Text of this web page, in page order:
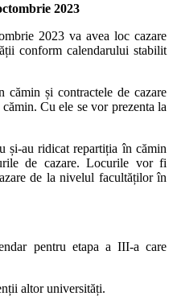
2023
2023 va avea loc cazare
conform calendarului stabilit
și contractele de cazare
Cu ele se vor prezenta la
și-au ridicat repartiția în cămin
de cazare. Locurile vor fi
de la nivelul facultăților în
pentru etapa a III-a care
altor universități.